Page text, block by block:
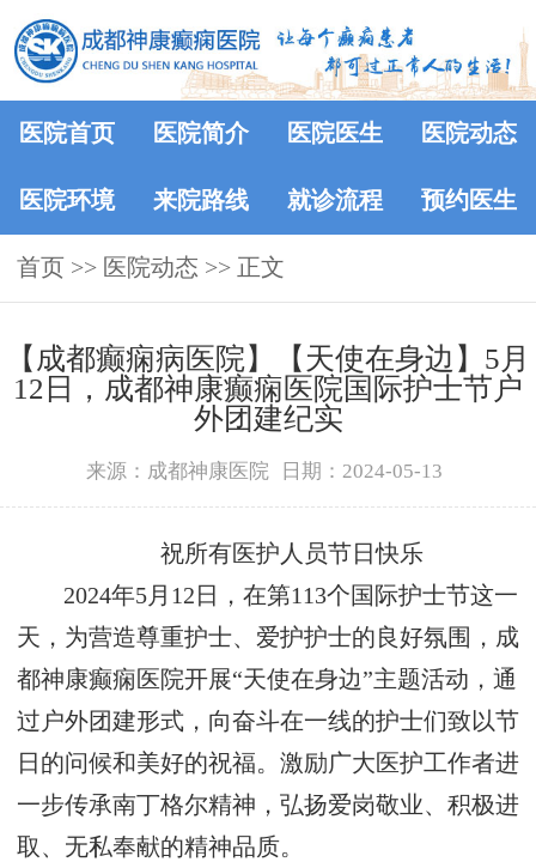
医院首页 医院简介 医院医生 医院动态
医院环境 来院路线 就诊流程 预约医生
首页 >> 医院动态 >> 正文
【成都癫痫病医院】【天使在身边】5月
12日，成都神康癫痫医院国际护士节户
外团建纪实
来源：成都神康医院 日期：2024-05-13
祝所有医护人员节日快乐
2024年5月12日，在第113个国际护士节这一
天，为营造尊重护士、爱护护士的良好氛围，成
都神康癫痫医院开展“天使在身边”主题活动，通
过户外团建形式，向奋斗在一线的护士们致以节
日的问候和美好的祝福。激励广大医护工作者进
一步传承南丁格尔精神，弘扬爱岗敬业、积极进
取、无私奉献的精神品质。